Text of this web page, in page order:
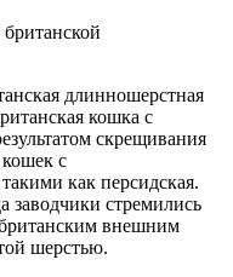
длинношерстная
кошка с
скрещивания
с
как персидская.
заводчики стремились
внешним
шерстью.